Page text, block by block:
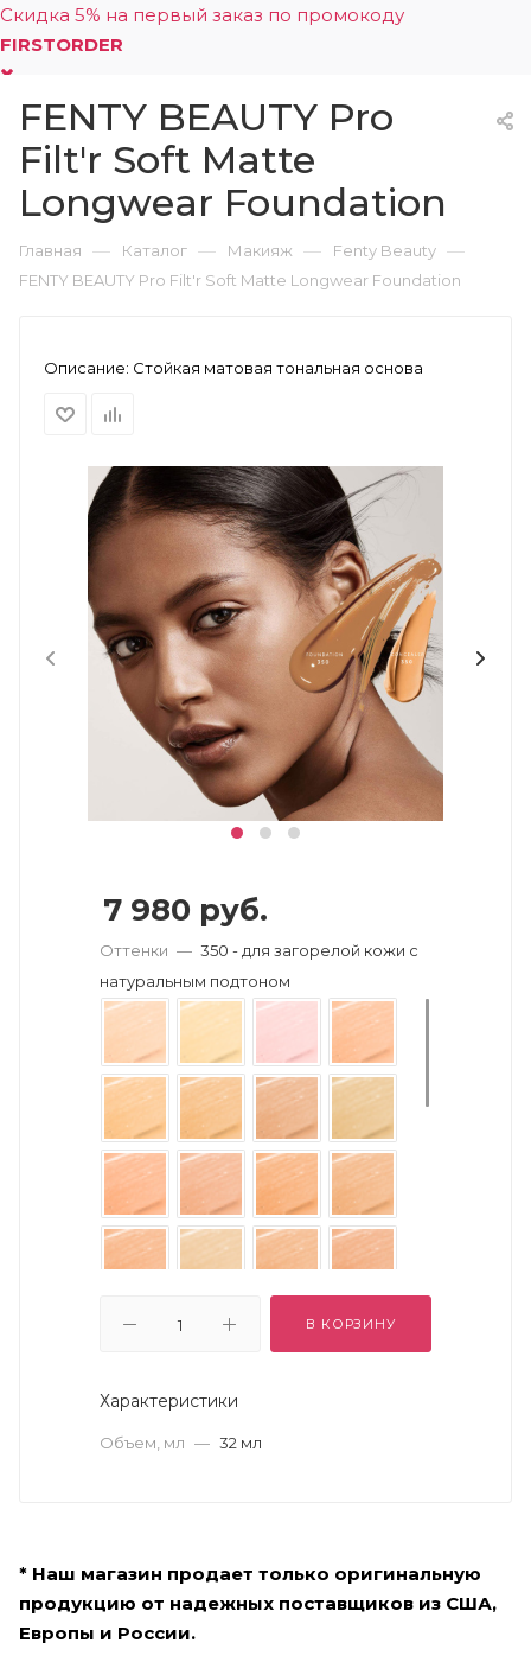
Скидка 5% на первый заказ по промокоду
FIRSTORDER
0
FENTY BEAUTY Pro
Filt'r Soft Matte
Longwear Foundation
Главная — Каталог — Макияж — Fenty Beauty —
FENTY BEAUTY Pro Filt'r Soft Matte Longwear Foundation
Описание: Стойкая матовая тональная основа
7 980 руб.
Оттенки — 350 - для загорелой кожи с
натуральным подтоном
В КОРЗИНУ
Характеристики
Объем, мл — 32 мл
* Наш магазин продает только оригинальную
продукцию от надежных поставщиков из США,
Европы и России.